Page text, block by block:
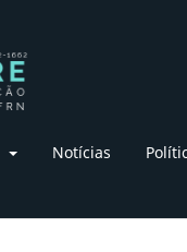
Notícias